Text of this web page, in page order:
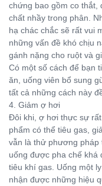
chứng bao gồm co thắt,
chất nhầy trong phân.
hạ chác chắc sẽ rất vui
những vấn đề khó chịu
gánh nặng cho ruột và
Có một số cách để bạn
ăn, uống viên bổ sung
tất cả những cách này
4. Giảm ợ hơi
Đôi khi, ợ hơi thực sự
phẩm có thể tiêu gas,
vẫn là thử phương
uống được pha chế khá
tiêu khí gas. Uống một
nhận được những hiệu